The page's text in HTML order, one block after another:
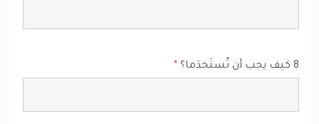
8 كيف يجب أن تُستَخدَما؟ *